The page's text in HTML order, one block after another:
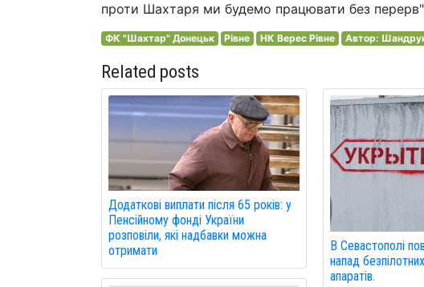
проти Шахтаря ми будемо працювати без
ФК "Шахтар" Донецьк Рівне НК Верес Рівне Автор:
Related posts
Додаткові виплати після 65 років: у
Пенсійному фонді України
розповіли, які надбавки можна
отримати
В Севастополі
напад
апаратів.